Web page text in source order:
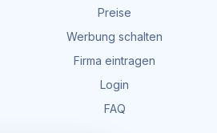
Preise
Werbung schalten
Firma eintragen
Login
FAQ